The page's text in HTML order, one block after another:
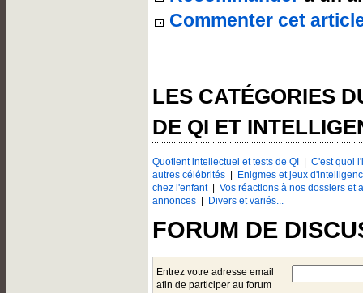
Commenter cet
LES CATÉGORIES
DE QI ET
Quotient intellectuel et tests de QI
C'est quoi
autres célébrités
Enigmes et jeux
chez l'enfant| Vos réactions à nos dossiers et
annonces
Divers et variés...
FORUM DE
Entrez votre adresse email
afin de participer au forum